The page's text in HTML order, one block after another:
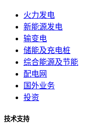
火力发电
新能源发电
输变电
储能及充电桩
综合能源及节能
配电网
国外业务
投资
技术支持